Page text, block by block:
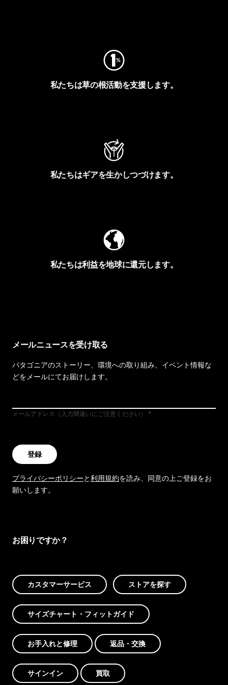
私たちは草の根活動を支援します。
私たちはギアを生かしつづけます。
私たちは利益を地球に還元します。
メールニュースを受け取る
パタゴニアのストーリー、環境への取り組み、イベント情報な
どをメールにてお届けします。
メールアドレス（入力間違いにご注意ください）
登録
プライバシーポリシーと利用規約を読み、同意の上ご登録をお
願いします。
お困りですか？
カスタマーサービス ストアを探す
サイズチャート・フィットガイド
お手入れと修理 返品・交換
サインイン 買取